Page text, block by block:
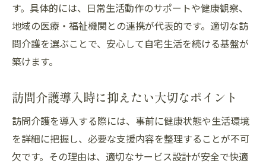
す。具体的には、日常生活動作のサポートや健康観察、
地域の医療・福祉機関との連携が代表的です。適切な訪
問介護を選ぶことで、安心して自宅生活を続ける基盤が
築けます。
訪問介護導入時に抑えたい大切なポイント
訪問介護を導入する際には、事前に健康状態や生活環境
を詳細に把握し、必要な支援内容を整理することが不可
欠です。その理由は、適切なサービス設計が安全で快適